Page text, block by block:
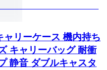
リーケース 機内持ち
キャリーバッグ 耐衝
静音 ダブルキャスタ